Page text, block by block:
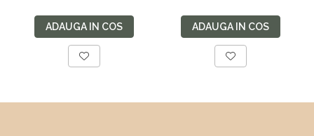
fermitate medie, cu
plasa de arcuri tip
Bonell, fata vara-
iarna, sistem de
Salt Confort
ADAUGA IN COS
lemn fag, benzi
textile, suport
saltea ferm, negru
ADAUGA IN COS